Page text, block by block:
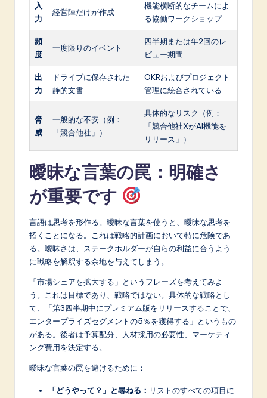
入
力
経営陣だけが作成
機能横断的なチームによ
る協働ワークショップ
頻
度
一度限りのイベント
四半期または年2回のレ
ビュー期間
出
力
ドライブに保存された
静的文書
OKRおよびプロジェクト
管理に統合されている
脅
威
一般的な不安（例：
「競合他社」）
具体的なリスク（例：
「競合他社XがAI機能を
リリース」）
曖昧な言葉の罠：明確さ
が重要です
言語は思考を形作る。曖昧な言葉を使うと、曖昧な思考を
招くことになる。これは戦略的計画において特に危険であ
る。曖昧さは、ステークホルダーが自らの利益に合うよう
に戦略を解釈する余地を与えてしまう。
「市場シェアを拡大する」というフレーズを考えてみよ
う。これは目標であり、戦略ではない。具体的な戦略とし
て、「第3四半期中にプレミアム版をリリースすることで、
エンタープライズセグメントの5％を獲得する」というもの
がある。後者は予算配分、人材採用の必要性、マーケティ
ング費用を決定する。
曖昧な言葉の罠を避けるために：
「どうやって？」と尋ねる： リストのすべての項目に